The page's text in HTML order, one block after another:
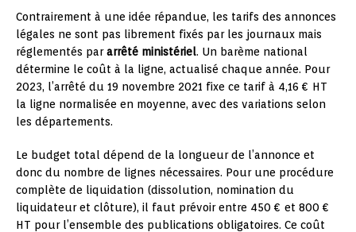
Contrairement à une idée répandue, les tarifs des annonces
légales ne sont pas librement fixés par les journaux mais
réglementés pararrêté ministériel. Un barème national
détermine le coût à la ligne, actualisé chaque année. Pour
2023, l’arrêté du 19 novembre 2021 fixe ce tarif à 4,16 € HT
la ligne normalisée en moyenne, avec des variations selon
les départements.
Le budget total dépend de la longueur de l’annonce et
donc du nombre de lignes nécessaires. Pour une procédure
complète de liquidation (dissolution, nomination du
liquidateur et clôture), il faut prévoir entre 450 € et 800 €
HT pour l’ensemble des publications obligatoires. Ce coût